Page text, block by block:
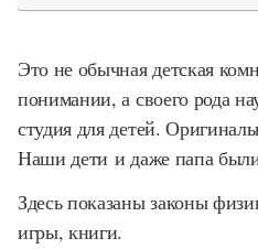
Это не обычная детская
понимании, а своего рода
студия для детей.
Наши дети и даже папа
Здесь показаны законы
игры, книги.